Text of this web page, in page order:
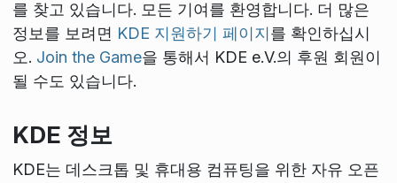
를 찾고 있습니다. 모든 기여를 환영합니다. 더 많은
정보를 보려면 KDE 지원하기 페이지를 확인하십시
오. Join the Game을 통해서 KDE e.V.의 후원 회원이
될 수도 있습니다.
KDE 정보
KDE는 데스크톱 및 휴대용 컴퓨팅을 위한 자유 오픈